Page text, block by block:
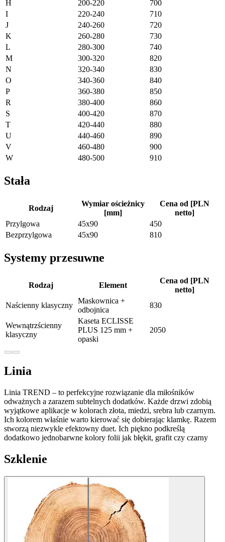
H 200-220
700
I
220-240
710
J
240-260
720
K
260-280
730
L
280-300
740
M
300-320
820
N
320-340
830
O
340-360
840
P
360-380
850
R
380-400
860
S
400-420
870
T
420-440
880
U
440-460
890
V
460-480
900
W
480-500 910
Stała
Rodzaj
Wymiar ościeżnicy
[mm]
Cena od [PLN
netto]
Przylgowa
45x90
450
Bezprzylgowa
45x90 810
Systemy przesuwne
Rodzaj Element
Cena od [PLN
netto]
Naścienny klasyczny
Maskownica +
odbojnica
830
Wewnątrzścienny
klasyczny
Kaseta ECLISSE
PLUS 125 mm +
opaski
2050
Linia
Linia TREND – to perfekcyjne rozwiązanie dla miłośników
odważnych a zarazem subtelnych dodatków. Każde drzwi zdobią
wyjątkowe aplikacje w kolorach złota, miedzi, srebra lub czarnym.
Ich kolorem właśnie warto kierować się dobierając klamkę. Razem
stworzą niezwykle efektowny duet. Ich piękno podkreślą
dodatkowo jednobarwne kolory folii jak błękit, grafit czy czarny
Szklenie